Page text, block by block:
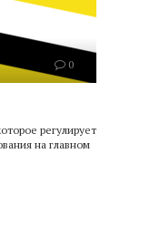
0
регулирует
на главном